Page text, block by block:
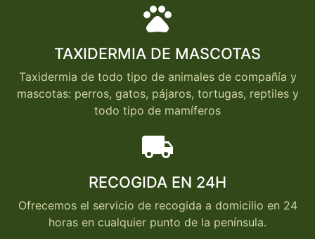
pets
TAXIDERMIA DE MASCOTAS
Taxidermia de todo tipo de animales de compañía y
mascotas: perros, gatos, pájaros, tortugas, reptiles y
todo tipo de mamíferos
local_shipping
RECOGIDA EN 24H
Ofrecemos el servicio de recogida a domicilio en 24
horas en cualquier punto de la península.